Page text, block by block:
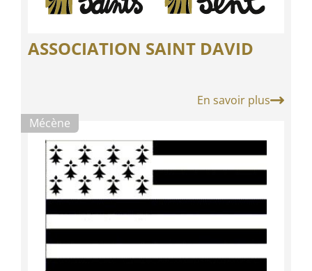
ASSOCIATION SAINT DAVID
En savoir plus
Mécène